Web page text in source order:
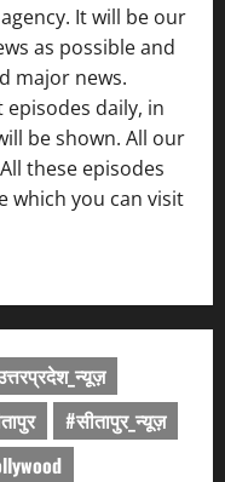
It will be our
as possible and
major news.
daily, in
be shown. All our
these episodes
which you can visit
#सीतापुर_न्यूज़